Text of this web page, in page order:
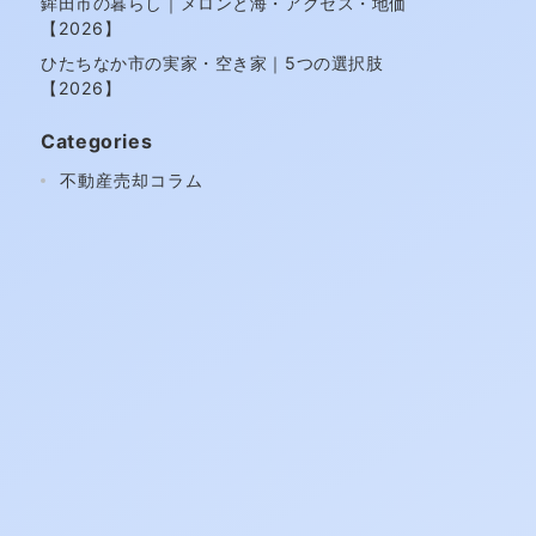
【2026】
ひたちなか市の実家・空き家｜5つの選択肢
【2026】
Categories
不動産売却コラム